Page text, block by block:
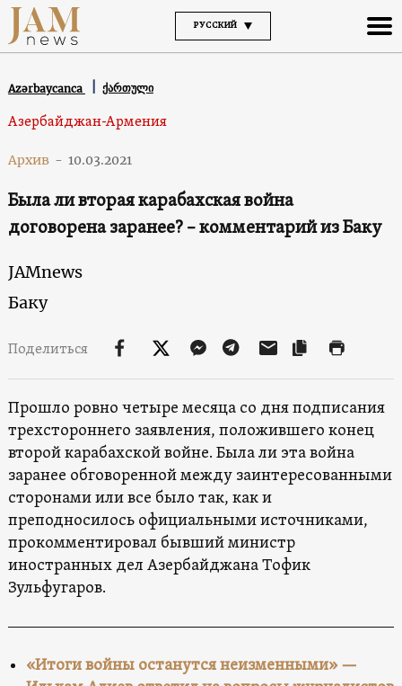
РУССКИЙ
Azərbaycanca ქართული
Азербайджан-Армения
Архив - 10.03.2021
Была ли вторая карабахская война
договорена заранее? – комментарий из Баку
JAMnews
Баку
Поделиться
Прошло ровно четыре месяца со дня подписания
трехстороннего заявления, положившего конец
второй карабахской войне. Была ли эта война
заранее обговоренной между заинтересованными
сторонами или все было так, как и
преподносилось официальными источниками,
прокомментировал бывший министр
иностранных дел Азербайджана Тофик
Зульфугаров.
«Итоги войны останутся неизменными» —